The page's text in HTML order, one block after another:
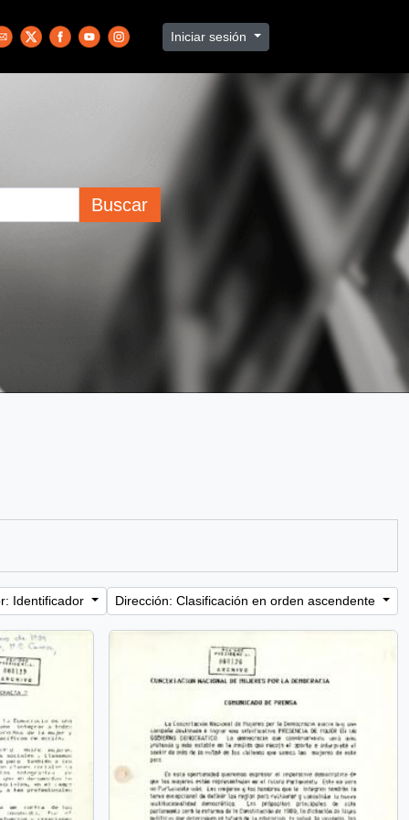
Iniciar sesión
Buscar
Identificador Dirección: Clasificación en orden ascendente